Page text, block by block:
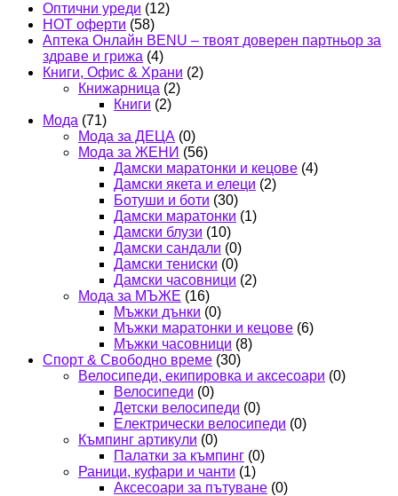
Оптични уреди (12)
HOT оферти (58)
Аптека Онлайн BENU – твоят доверен партньор за
здраве и грижа (4)
Книги, Офис & Храни (2)
Книжарница (2)
Книги (2)
Мода (71)
Мода за ДЕЦА (0)
Мода за ЖЕНИ (56)
Дамски маратонки и кецове (4)
Дамски якета и елеци (2)
Ботуши и боти (30)
Дамски маратонки (1)
Дамски блузи (10)
Дамски сандали (0)
Дамски тениски (0)
Дамски часовници (2)
Мода за МЪЖЕ (16)
Мъжки дънки (0)
Мъжки маратонки и кецове (6)
Мъжки часовници (8)
Спорт & Свободно време (30)
Велосипеди, екипировка и аксесоари (0)
Велосипеди (0)
Детски велосипеди (0)
Електрически велосипеди (0)
Къмпинг артикули (0)
Палатки за къмпинг (0)
Раници, куфари и чанти (1)
Аксесоари за пътуване (0)